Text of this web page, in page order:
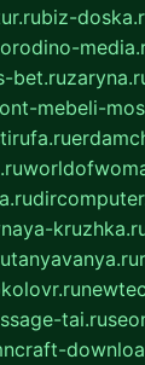
biz-
bet.ru
mebeli-
tanyavanya.ru
tai.ru